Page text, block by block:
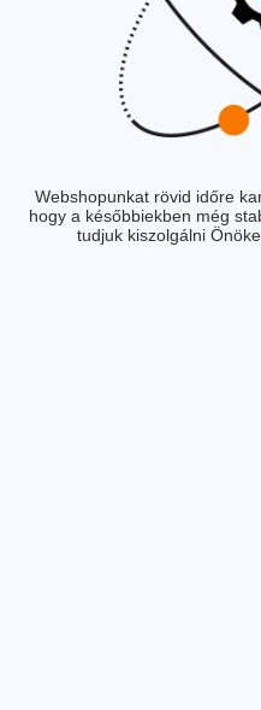
Webshopunkat rövid időre
hogy a későbbiekben még
tudjuk kiszolgálni